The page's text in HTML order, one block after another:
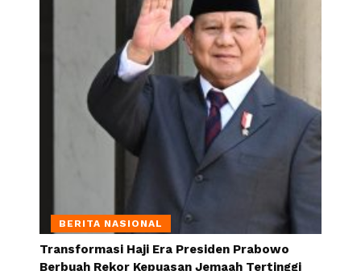
BERITA NASIONAL
Transformasi Haji Era Presiden Prabowo
Berbuah Rekor Kepuasan Jemaah Tertinggi